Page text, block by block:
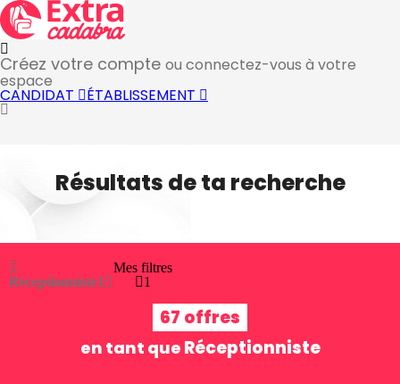
Créez votre compte ou connectez-vous à votre
espace
CANDIDAT ÉTABLISSEMENT
Résultats de ta recherche
Réceptionniste1
Mes filtres
1
67 offres
en tant que Réceptionniste